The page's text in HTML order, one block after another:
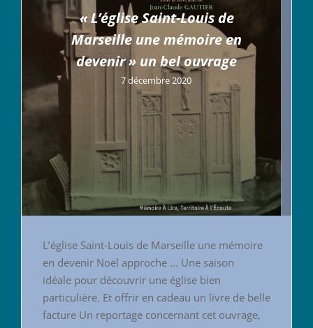
« L’église Saint-Louis de
Marseille une mémoire en
devenir » un bel ouvrage
7 décembre 2020
L’église Saint-Louis de Marseille une mémoire
en devenir Noël approche … Une saison
idéale pour découvrir une église bien
particulière. Et offrir en cadeau un livre de belle
facture Un reportage concernant cet ouvrage,